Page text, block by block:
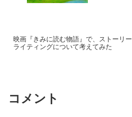
映画『きみに読む物語』で、ストーリー
ライティングについて考えてみた
コメント